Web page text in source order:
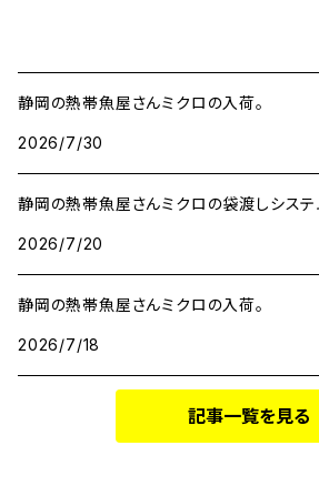
静岡の熱帯魚屋さんミクロの入荷。
2026/7/30
静岡の熱帯魚屋さんミクロの袋渡しシステ
2026/7/20
静岡の熱帯魚屋さんミクロの入荷。
2026/7/18
記事一覧を見る